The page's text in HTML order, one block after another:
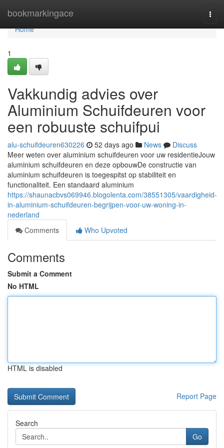
bookmarkingace
Home
Home
1
Vakkundig advies over
Aluminium Schuifdeuren voor
een robuuste schuifpui
alu-schuifdeuren630226 52 days ago News
Discuss
Meer weten over aluminium schuifdeuren voor uw residentieJouw
aluminium schuifdeuren en deze opbouwDe constructie van
aluminium schuifdeuren is toegespitst op stabiliteit en
functionaliteit. Een standaard aluminium
https://shaunacbvs069946.blogolenta.com/38551305/vaardigheid-
in-aluminium-schuifdeuren-begrijpen-voor-uw-woning-in-
nederland
Comments
Who Upvoted
Comments
Submit a Comment
No HTML
HTML is disabled
Report Page
Search
Go